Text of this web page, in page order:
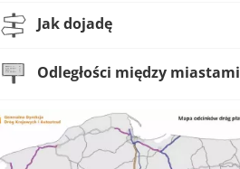
Jak dojadę
Odległości między miastami